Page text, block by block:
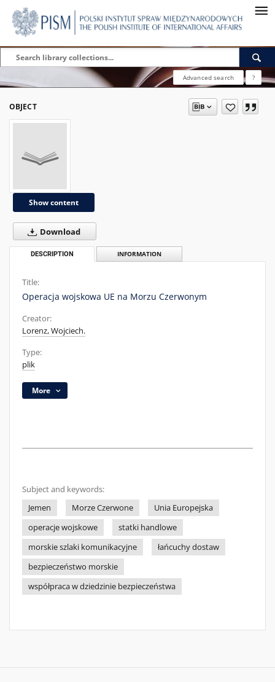
Advanced search ?
OBJECT
Show content
Download
DESCRIPTION INFORMATION
Title:
Operacja wojskowa UE na Morzu Czerwonym
Creator:
Lorenz, Wojciech.
Type:
plik
More
Subject and keywords:
Jemen
Morze Czerwone
Unia Europejska
operacje wojskowe
statki handlowe
morskie szlaki komunikacyjne
łańcuchy dostaw
bezpieczeństwo morskie
współpraca w dziedzinie bezpieczeństwa